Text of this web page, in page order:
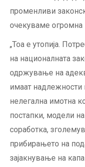
променливи
очекуваме огромна
„Тоа е утопија.
на националната
одржување на
имаат надлежности
нелегална имотна
постапки, модели
соработка,
прибирањето на
зајакнување на